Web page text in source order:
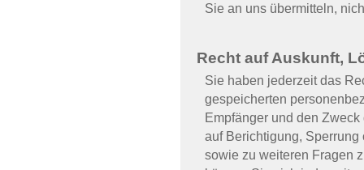
Sie an uns übermitteln,
Recht auf Auskunft,
Sie haben jederzeit das
gespeicherten
Empfänger und den
auf Berichtigung,
sowie zu weiteren Fragen